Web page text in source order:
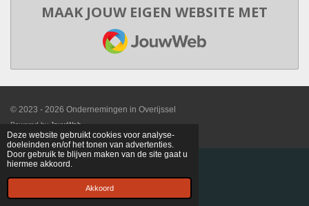
Deze website gebruikt cookies voor analyse-
doeleinden en/of het tonen van advertenties.
Door gebruik te blijven maken van de site gaat u
hiermee akkoord.
Akkoord
MAAK JOUW EIGEN WEBSITE MET
JOUWWEB
© 2023 - 2026 Ondernemingen in Overijssel
Powered by JouwWeb